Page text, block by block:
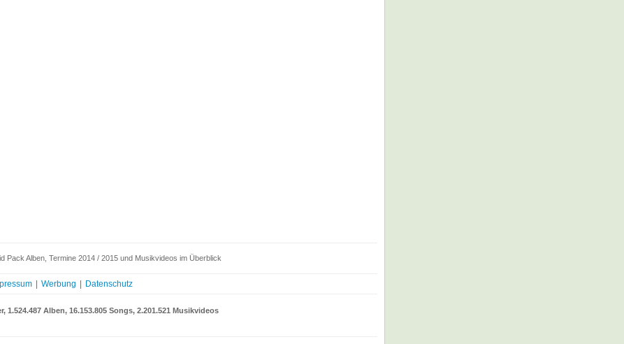
Pack Alben, Termine 2014 / 2015 und Musikvideos im Überblick
Werbung Datenschutz
1.524.487 Alben, 16.153.805 Songs, 2.201.521 Musikvideos